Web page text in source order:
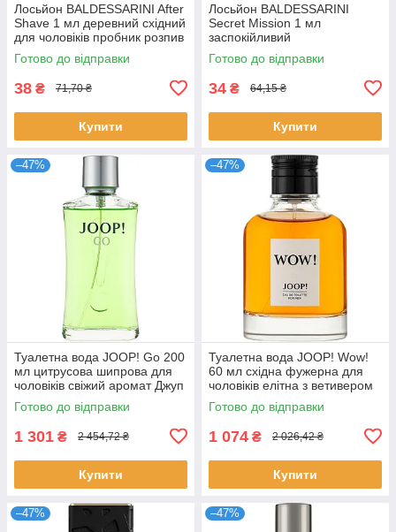
Лосьйон BALDESSARINI After
Shave 1 мл деревний східний
для чоловіків пробник розпив
Балдессаріні
Готово до відправки
38 ₴ 71,70 ₴
Купити
Лосьйон BALDESSARINI
Secret Mission 1 мл
заспокійливий
парфумований після гоління
для чоловіків розпив
Готово до відправки
34 ₴ 64,15 ₴
Купити
–47%
Туалетна вода JOOP! Go 200
мл цитрусова шипрова для
чоловіків свіжий аромат Джуп
Готово до відправки
1 301 ₴ 2 454,72 ₴
Купити
–47%
Туалетна вода JOOP! Wow!
60 мл східна фужерна для
чоловіків елітна з ветивером
та ваніллю парфуми Джуп
Готово до відправки
1 074 ₴ 2 026,42 ₴
Купити
–47% –47%